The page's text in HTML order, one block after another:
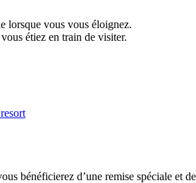
lorsque vous vous éloignez.
étiez en train de visiter.
bénéficierez d’une remise spéciale et